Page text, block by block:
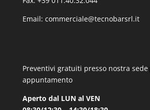
Email: commerciale@tecnobarsrl.it
Preventivi gratuiti presso nostra
appuntamento
Aperto dal LUN al VEN